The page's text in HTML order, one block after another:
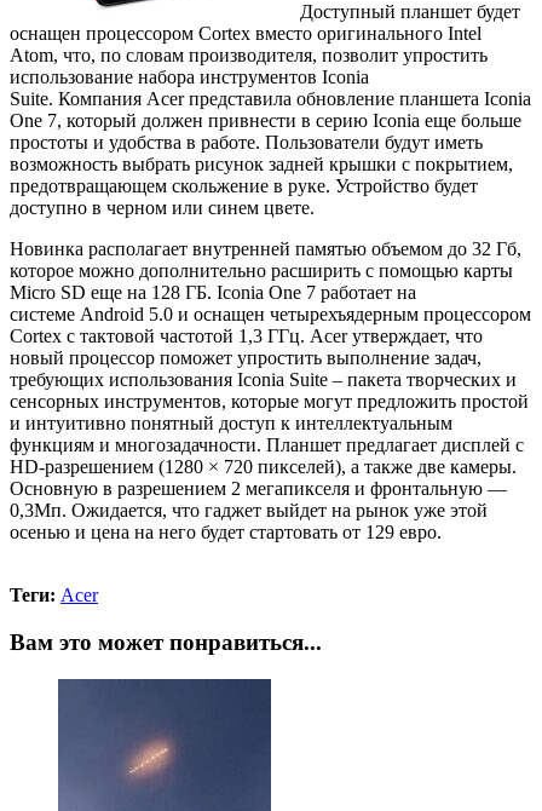
Доступный планшет будет
оснащен процессором Cortex вместо оригинального Intel
Atom, что, по словам производителя, позволит упростить
использование набора инструментов Iconia
Suite. Компания Acer представила обновление планшета Iconia
One 7, который должен привнести в серию Iconia еще больше
простоты и удобства в работе. Пользователи будут иметь
возможность выбрать рисунок задней крышки с покрытием,
предотвращающем скольжение в руке. Устройство будет
доступно в черном или синем цвете.
Новинка располагает внутренней памятью объемом до 32 Гб,
которое можно дополнительно расширить с помощью карты
Micro SD еще на 128 ГБ. Iconia One 7 работает на
системе Android 5.0 и оснащен четырехъядерным процессором
Cortex с тактовой частотой 1,3 ГГц. Acer утверждает, что
новый процессор поможет упростить выполнение задач,
требующих использования Iconia Suite – пакета творческих и
сенсорных инструментов, которые могут предложить простой
и интуитивно понятный доступ к интеллектуальным
функциям и многозадачности. Планшет предлагает дисплей с
HD-разрешением (1280 × 720 пикселей), а также две камеры.
Основную в разрешением 2 мегапикселя и фронтальную —
0,3Мп. Ожидается, что гаджет выйдет на рынок уже этой
осенью и цена на него будет стартовать от 129 евро.
Теги: Acer
Вам это может понравиться...